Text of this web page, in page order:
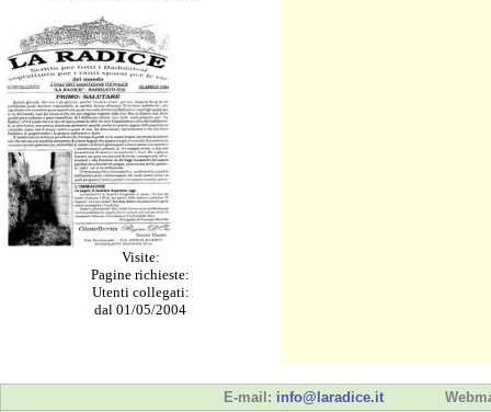
Visite:
Pagine richieste:
Utenti collegati:
dal 01/05/2004
E-mail: info@laradice.it